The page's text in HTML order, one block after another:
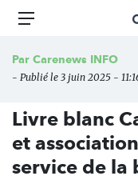
Aller
principal
Menu
Par Carenews INFO
- Publié le 3 juin 2025 -
Livre blanc
et
service de la